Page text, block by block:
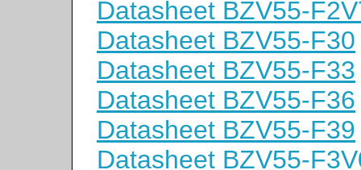
Datasheet BZV55-
Datasheet BZV55-F30
Datasheet BZV55-F33
Datasheet BZV55-F36
Datasheet BZV55-F39
Datasheet BZV55-